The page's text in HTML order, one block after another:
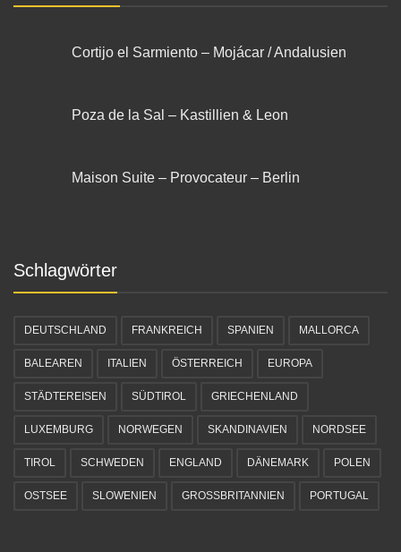
Cortijo el Sarmiento – Mojácar / Andalusien
Poza de la Sal – Kastillien & Leon
Maison Suite – Provocateur – Berlin
Schlagwörter
DEUTSCHLAND FRANKREICH SPANIEN MALLORCA
BALEAREN ITALIEN ÖSTERREICH EUROPA
STÄDTEREISEN SÜDTIROL GRIECHENLAND
LUXEMBURG NORWEGEN SKANDINAVIEN NORDSEE
TIROL SCHWEDEN ENGLAND DÄNEMARK POLEN
OSTSEE SLOWENIEN GROSSBRITANNIEN PORTUGAL